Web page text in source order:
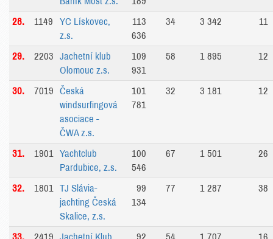
28. 1149
YC Lískovec,
z.s.
113
636
34 3 342 11
29. 2203
Jachetní klub
Olomouc z.s.
109
931
58 1 895 12
30. 7019
Česká
windsurfingová
asociace -
ČWA z.s.
101
781
32 3 181 12
31. 1901
Yachtclub
Pardubice, z.s.
100
546
67 1 501 26
32. 1801
TJ Slávia-
jachting Česká
Skalice, z.s.
99
134
77 1 287 38
33. 2419
Jachetní Klub
92
54 1 707 16